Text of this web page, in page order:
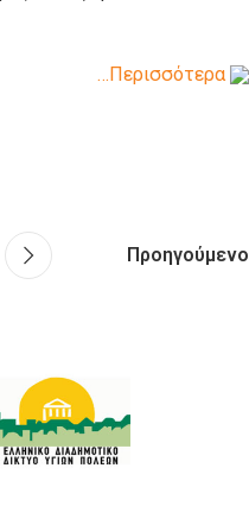
…Περισσότερα
Προηγούμενο